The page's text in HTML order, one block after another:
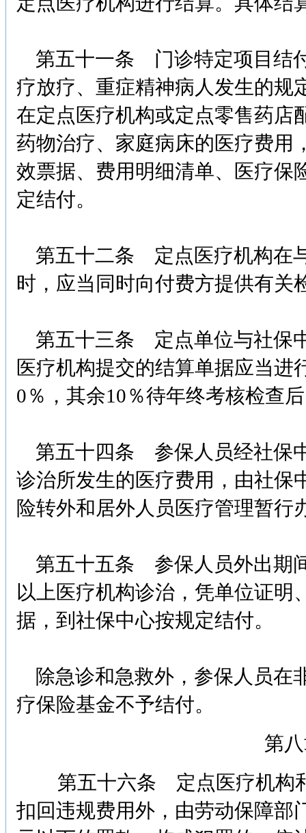
第五十一条 门诊特定项目结
疗放疗、重症精神病人发生的规
在定点医疗机构或定点零售药店
药物治疗、家庭病床的医疗费用
效票据、费用明细清单、医疗保
定结付。
第五十二条 定点医疗机构在
时，应当同时向付费方提供有关
第五十三条 定点单位与社保
医疗机构提交的结算单据应当进
0％，其余10％待年终考核检查
第五十四条 参保人员经社保
诊治所发生的医疗费用，由社保
险转外和居外人员医疗管理暂
第五十五条 参保人员外出期
以上医疗机构诊治，凭单位证
据，到社保中心按规定结付。
除急诊和急救外，参保人员在
疗保险基金不予结付。
第
第五十六条 定点医疗机构
扣回违规费用外，由劳动保障部